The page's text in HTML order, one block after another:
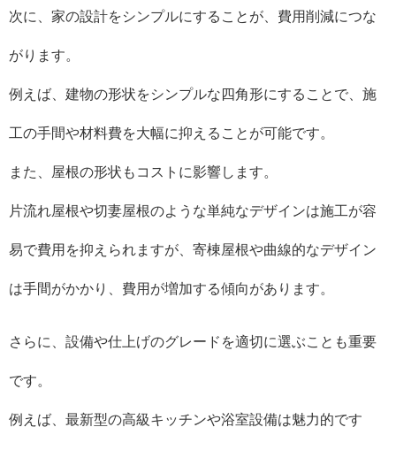
次に、家の設計をシンプルにすることが、費用削減につな
がります。
例えば、建物の形状をシンプルな四角形にすることで、施
工の手間や材料費を大幅に抑えることが可能です。
また、屋根の形状もコストに影響します。
片流れ屋根や切妻屋根のような単純なデザインは施工が容
易で費用を抑えられますが、寄棟屋根や曲線的なデザイン
は手間がかかり、費用が増加する傾向があります。
さらに、設備や仕上げのグレードを適切に選ぶことも重要
です。
例えば、最新型の高級キッチンや浴室設備は魅力的です